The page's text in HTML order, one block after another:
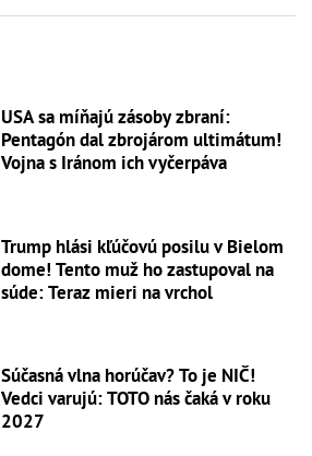
USA sa míňajú zásoby zbraní:
Pentagón dal zbrojárom ultimátum!
Vojna s Iránom ich vyčerpáva
Trump hlási kľúčovú posilu v Bielom
dome! Tento muž ho zastupoval na
súde: Teraz mieri na vrchol
Súčasná vlna horúčav? To je NIČ!
Vedci varujú: TOTO nás čaká v roku
2027